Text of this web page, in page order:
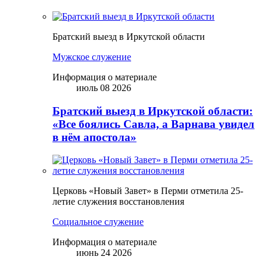
Братский выезд в Иркутской области
Мужское служение
Информация о материале
июль 08 2026
Братский выезд в Иркутской области:
«Все боялись Савла, а Варнава увидел
в нём апостола»
Церковь «Новый Завет» в Перми отметила 25-
летие служения восстановления
Социальное служение
Информация о материале
июнь 24 2026